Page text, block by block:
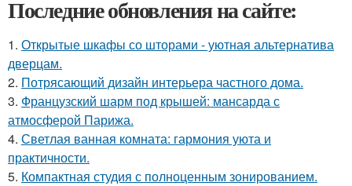
Последние обновления на сайте:
1. Открытые шкафы со шторами - уютная альтернатива
дверцам.
2. Потрясающий дизайн интерьера частного дома.
3. Французский шарм под крышей: мансарда с
атмосферой Парижа.
4. Светлая ванная комната: гармония уюта и
практичности.
5. Компактная студия с полноценным зонированием.